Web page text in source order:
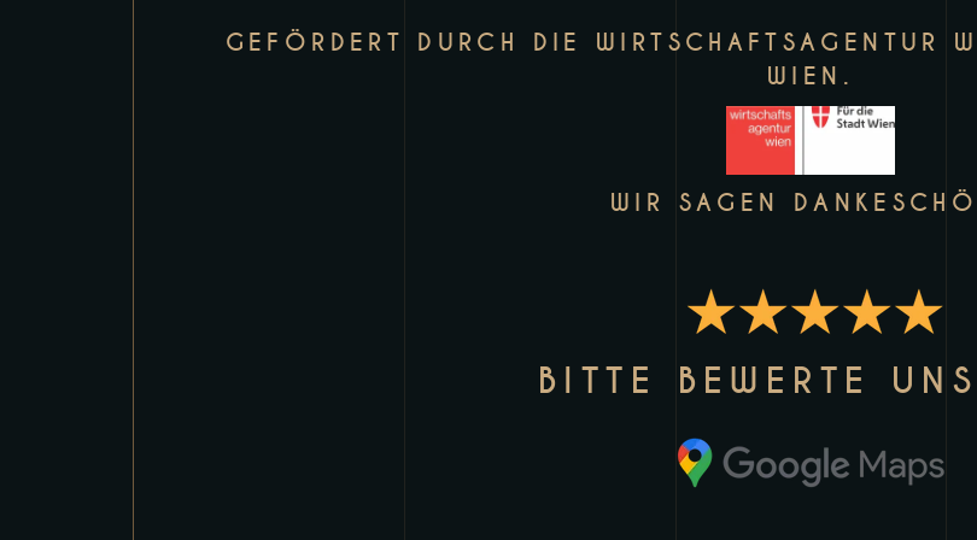
GEFÖRDERT DURCH DIE WIRTSCHAFTSAGENTUR
WIEN.
WIR SAGEN
BITTE BEWERTE